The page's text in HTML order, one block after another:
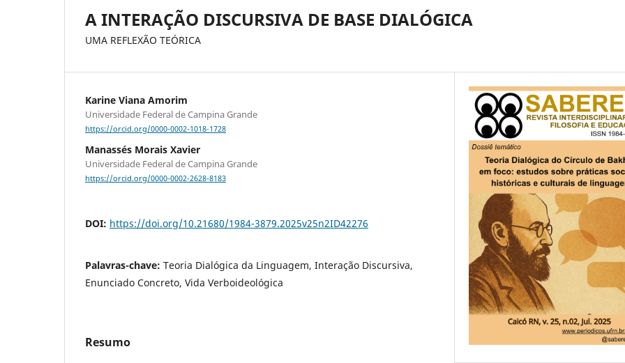
A INTERAÇÃO DISCURSIVA DE BASE DIALÓGICA
UMA REFLEXÃO TEÓRICA
Karine Viana Amorim
Universidade Federal de Campina Grande
https://orcid.org/0000-0002-1018-1728
Manassés Morais Xavier
Universidade Federal de Campina Grande
https://orcid.org/0000-0002-2628-8183
DOI: https://doi.org/10.21680/1984-3879.2025v25n2ID42276
Palavras-chave: Teoria Dialógica da Linguagem, Interação Discursiva,
Enunciado Concreto, Vida Verboideológica
Resumo